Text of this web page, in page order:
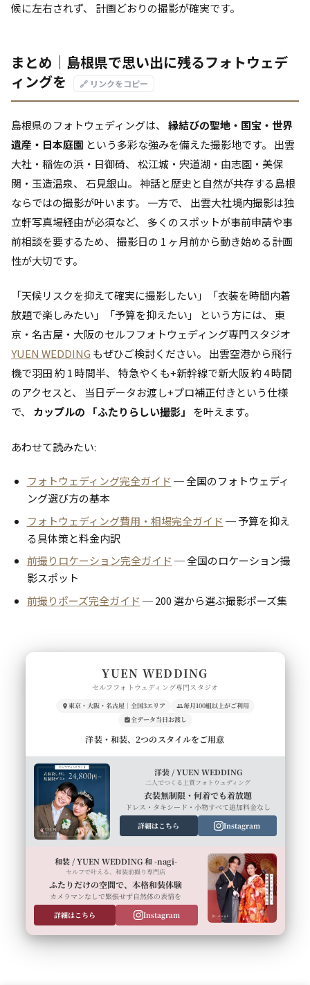
候に左右されず、 計画どおりの撮影が確実です。
まとめ｜島根県で思い出に残るフォトウェデ
ィングを
🔗 リンクをコピー
島根県のフォトウェディングは、 縁結びの聖地・国宝・世界
遺産・日本庭園 という多彩な強みを備えた撮影地です。 出雲
大社・稲佐の浜・日御碕、 松江城・宍道湖・由志園・美保
関・玉造温泉、 石見銀山。 神話と歴史と自然が共存する島根
ならではの撮影が叶います。 一方で、 出雲大社境内撮影は独
立軒写真場経由が必須など、 多くのスポットが事前申請や事
前相談を要するため、 撮影日の 1 ヶ月前から動き始める計画
性が大切です。
「天候リスクを抑えて確実に撮影したい」「衣装を時間内着
放題で楽しみたい」「予算を抑えたい」 という方には、 東
京・名古屋・大阪のセルフフォトウェディング専門スタジオ
YUEN WEDDING もぜひご検討ください。 出雲空港から飛行
機で羽田 約 1 時間半、 特急やくも+新幹線で新大阪 約 4 時間
のアクセスと、 当日データお渡し+プロ補正付きという仕様
で、 カップルの 「ふたりらしい撮影」 を叶えます。
あわせて読みたい:
フォトウェディング完全ガイド ─ 全国のフォトウェディ
ング選び方の基本
フォトウェディング費用・相場完全ガイド ─ 予算を抑え
る具体策と料金内訳
前撮りロケーション完全ガイド ─ 全国のロケーション撮
影スポット
前撮りポーズ完全ガイド ─ 200 選から選ぶ撮影ポーズ集
YUEN WEDDING
セルフフォトウェディング専門スタジオ
東京・大阪・名古屋｜全国3エリア
毎月100組以上がご利用
全データ当日お渡し
洋装・和装、2つのスタイルをご用意
洋装 / YUEN WEDDING
二人でつくる上質フォトウェディング
衣装無制限・何着でも着放題
ドレス・タキシード・小物すべて追加料金なし
詳細はこちら
Instagram
和装 / YUEN WEDDING 和 -nagi-
セルフで叶える、和装前撮り専門店
ふたりだけの空間で、本格和装体験
カメラマンなしで緊張せず自然体の表情を
詳細はこちら
Instagram